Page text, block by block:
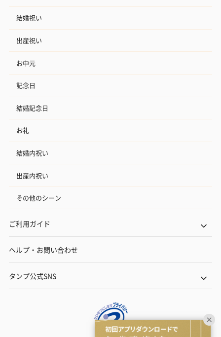
結婚祝い
出産祝い
お中元
記念日
結婚記念日
お礼
結婚内祝い
出産内祝い
その他のシーン
ご利用ガイド
ヘルプ・お問い合わせ
タンプ公式SNS